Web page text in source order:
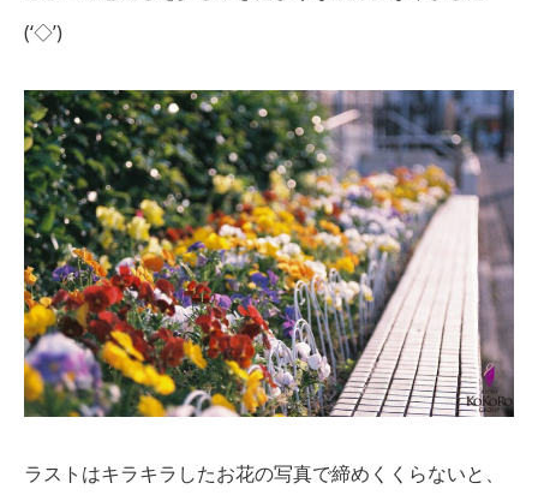
(‘◇’)ゞ
ラストはキラキラしたお花の写真で締めくくらないと、